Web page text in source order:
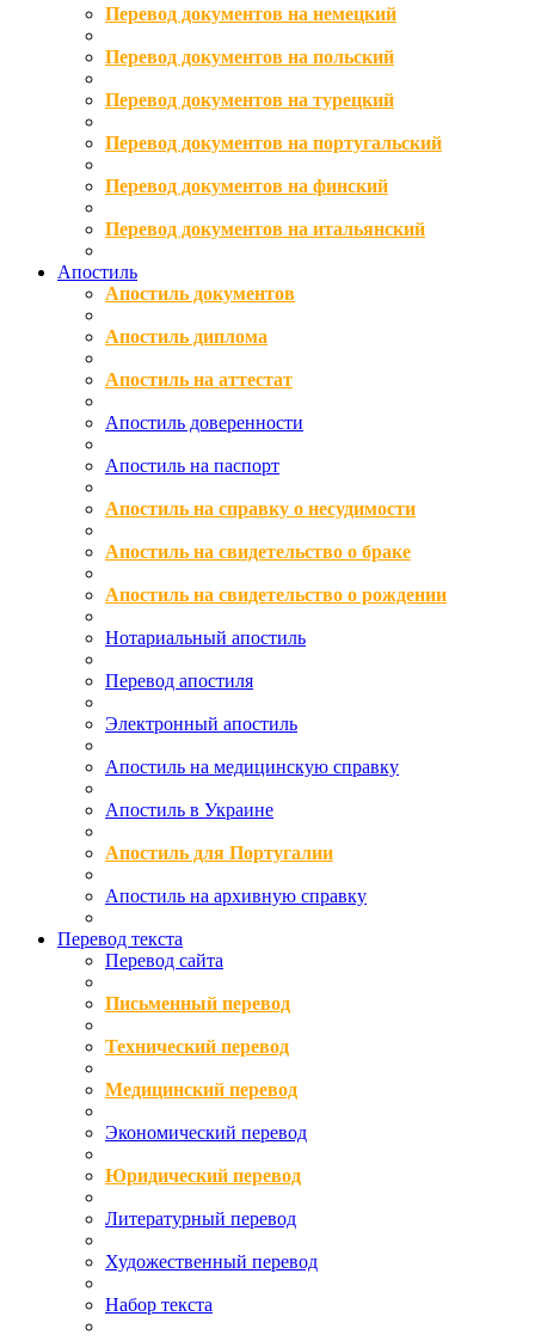
Перевод документов на немецкий
Перевод документов на польский
Перевод документов на турецкий
Перевод документов на португальский
Перевод документов на финский
Перевод документов на итальянский
Апостиль
Апостиль документов
Апостиль диплома
Апостиль на аттестат
Апостиль доверенности
Апостиль на паспорт
Апостиль на справку о несудимости
Апостиль на свидетельство о браке
Апостиль на свидетельство о рождении
Нотариальный апостиль
Перевод апостиля
Электронный апостиль
Апостиль на медицинскую справку
Апостиль в Украине
Апостиль для Португалии
Апостиль на архивную справку
Перевод текста
Перевод сайта
Письменный перевод
Технический перевод
Медицинский перевод
Экономический перевод
Юридический перевод
Литературный перевод
Художественный перевод
Набор текста